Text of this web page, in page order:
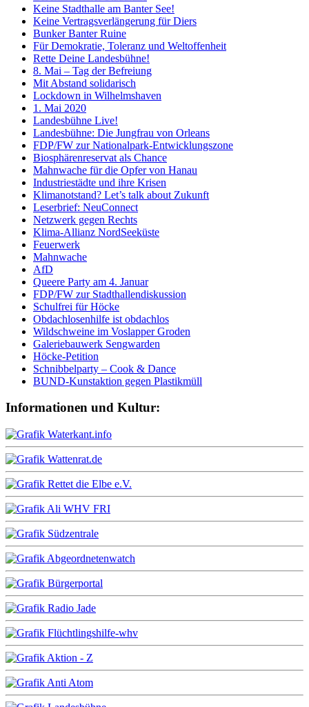
Keine Stadthalle am Banter See!
Keine Vertragsverlängerung für Diers
Bunker Banter Ruine
Für Demokratie, Toleranz und Weltoffenheit
Rette Deine Landesbühne!
8. Mai – Tag der Befreiung
Mit Abstand solidarisch
Lockdown in Wilhelmshaven
1. Mai 2020
Landesbühne Live!
Landesbühne: Die Jungfrau von Orleans
FDP/FW zur Nationalpark-Entwicklungszone
Biosphärenreservat als Chance
Mahnwache für die Opfer von Hanau
Industriestädte und ihre Krisen
Klimanotstand? Let’s talk about Zukunft
Leserbrief: NeuConnect
Netzwerk gegen Rechts
Klima-Allianz NordSeeküste
Feuerwerk
Mahnwache
AfD
Queere Party am 4. Januar
FDP/FW zur Stadthallendiskussion
Schulfrei für Höcke
Obdachlosenhilfe ist obdachlos
Wildschweine im Voslapper Groden
Galeriebauwerk Sengwarden
Höcke-Petition
Schnibbelparty – Cook & Dance
BUND-Kunstaktion gegen Plastikmüll
Informationen und Kultur: